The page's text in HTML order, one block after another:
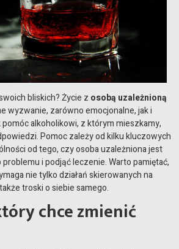
bliskich? Życie z osobą uzależnioną
wyzwanie, zarówno emocjonalne, jak i
alkoholikowi, z którym mieszkamy,
Pomoc zależy od kilku kluczowych
od tego, czy osoba uzależniona jest
i podjąć leczenie. Warto pamiętać,
nie tylko działań skierowanych na
troski o siebie samego.
chce zmienić